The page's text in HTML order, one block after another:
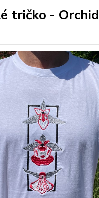
tričko -